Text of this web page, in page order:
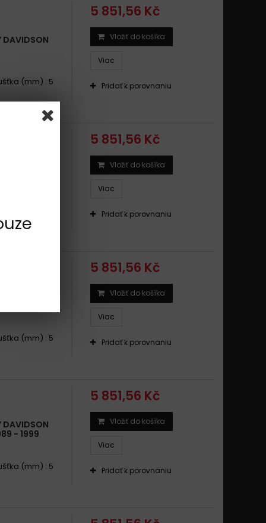
DAVIDSON 1340 FXRS 1340 LOW RIDER SPORT 1987 - 1999
DAVIDSON 1340 FXRS LOW RIDER SPORT 1987 - 1999
DAVIDSON 1340 FXRT 1340 SPORT GLIDE 1987 - 1999
DAVIDSON 1340 FXSTC 1340 SOFTAIL CUSTOM 1989 - 1999
1340 FXSTS 1340 SPRINGER SOFTAIL 1989 - 1999
1340 FXSTS 1340 SPRINGER SOFTAIL 2000 - 2002
DAVIDSON
(mm) : 5
5 851,56 Kč
Vložiť do košíka
Viac
Pridať k porovnaniu
5 851,56 Kč
Vložiť do košíka
Viac
Pridať k porovnaniu
(mm) : 5
5 851,56 Kč
Vložiť do košíka
Viac
Pridať k porovnaniu
DAVIDSON
- 1999
(mm) : 5
5 851,56 Kč
Vložiť do košíka
Viac
Pridať k porovnaniu